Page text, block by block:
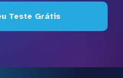
Teste Grátis